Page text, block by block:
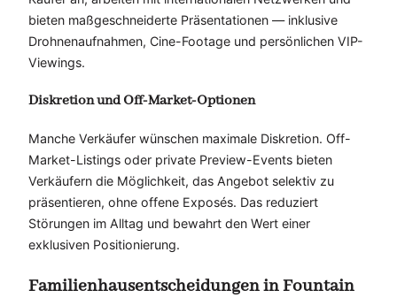
bieten maßgeschneiderte Präsentationen — inklusive
Drohnenaufnahmen, Cine-Footage und persönlichen VIP-
Viewings.
Diskretion und Off-Market-Optionen
Manche Verkäufer wünschen maximale Diskretion. Off-
Market-Listings oder private Preview-Events bieten
Verkäufern die Möglichkeit, das Angebot selektiv zu
präsentieren, ohne offene Exposés. Das reduziert
Störungen im Alltag und bewahrt den Wert einer
exklusiven Positionierung.
Familienhausentscheidungen in Fountain